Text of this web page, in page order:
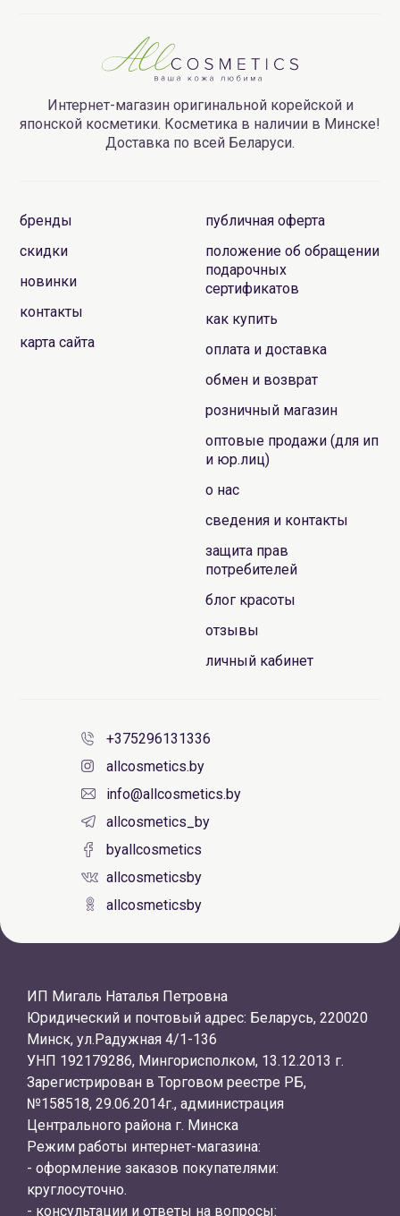
Интернет-магазин оригинальной корейской и
японской косметики. Косметика в наличии в Минске!
Доставка по всей Беларуси.
бренды
скидки
новинки
контакты
карта сайта
публичная оферта
положение об обращении
подарочных
сертификатов
как купить
оплата и доставка
обмен и возврат
розничный магазин
оптовые продажи (для ип
и юр.лиц)
о нас
сведения и контакты
защита прав
потребителей
блог красоты
отзывы
личный кабинет
+375296131336
allcosmetics.by
info@allcosmetics.by
allcosmetics_by
byallcosmetics
allcosmeticsby
allcosmeticsby
ИП Мигаль Наталья Петровна
Юридический и почтовый адрес: Беларусь, 220020
Минск, ул.Радужная 4/1-136
УНП 192179286, Мингорисполком, 13.12.2013 г.
Зарегистрирован в Торговом реестре РБ,
№158518, 29.06.2014г., администрация
Центрального района г. Минска
Режим работы интернет-магазина:
- оформление заказов покупателями:
круглосуточно.
- консультации и ответы на вопросы: